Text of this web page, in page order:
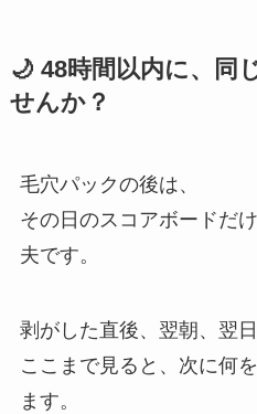
🌙 48時間以内に、同
せんか？
毛穴パックの後は、
その日のスコアボードだ
夫です。
剥がした直後、翌朝、翌日
ここまで見ると、次に何
ます。